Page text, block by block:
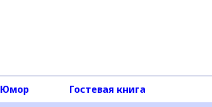
Юмор Гостевая книга